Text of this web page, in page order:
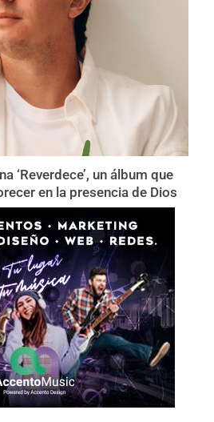
‘Reverdece’, un álbum que
en la presencia de Dios